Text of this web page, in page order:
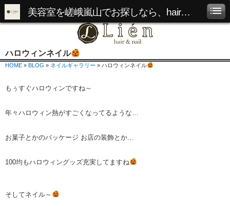
美容室を嵯峨嵐山でお探しなら、hair&nail Lienへ
ハロウィンネイル
HOME » BLOG » ネイルギャラリー » ハロウィンネイル
もぅすぐハロウィンですね～
年々ハロウィン熱がすごくなってるような…
お菓子とかのパッケージ お店の装飾とか…
100均もハロウィングッズ充実してますね
そしてネイル～